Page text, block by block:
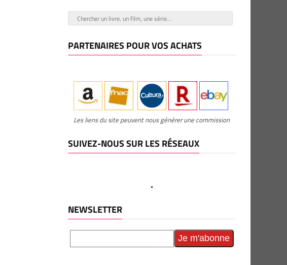
PARTENAIRES POUR VOS ACHATS
Les liens du site peuvent nous générer une commission
SUIVEZ-NOUS SUR LES RÉSEAUX
NEWSLETTER